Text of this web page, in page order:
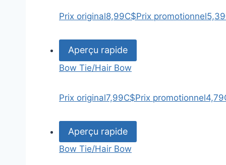
Prix original8,99C$Prix promotionnel
Aperçu rapide
Bow Tie/Hair Bow
Prix original7,99C$Prix promotionnel
Aperçu rapide
Bow Tie/Hair Bow